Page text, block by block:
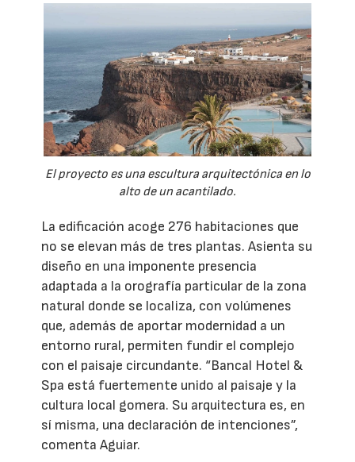
El proyecto es una escultura arquitectónica en lo
alto de un acantilado.
La edificación acoge 276 habitaciones que
no se elevan más de tres plantas. Asienta su
diseño en una imponente presencia
adaptada a la orografía particular de la zona
natural donde se localiza, con volúmenes
que, además de aportar modernidad a un
entorno rural, permiten fundir el complejo
con el paisaje circundante. “Bancal Hotel &
Spa está fuertemente unido al paisaje y la
cultura local gomera. Su arquitectura es, en
sí misma, una declaración de intenciones”,
comenta Aguiar.